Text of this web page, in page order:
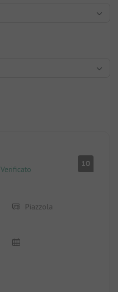
Verificato
10
Piazzola